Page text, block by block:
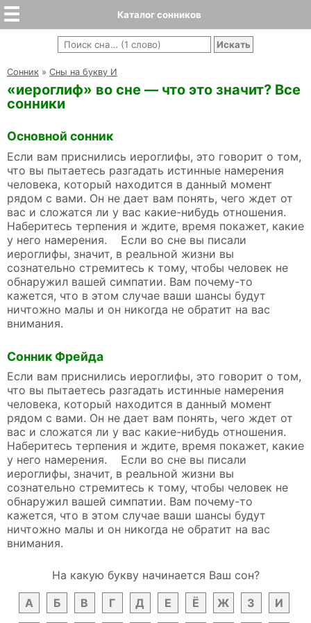
Каталог сонников
Cонник » Сны на букву И
«иероглиф» во сне — что это значит? Все
сонники
Основной сонник
Если вам приснились иероглифы, это говорит о том,
что вы пытаетесь разгадать истинные намерения
человека, который находится в данный момент
рядом с вами. Он не дает вам понять, чего ждет от
вас и сложатся ли у вас какие-нибудь отношения.
Наберитесь терпения и ждите, время покажет, какие
у него намерения. Если во сне вы писали
иероглифы, значит, в реальной жизни вы
сознательно стремитесь к тому, чтобы человек не
обнаружил вашей симпатии. Вам почему-то
кажется, что в этом случае ваши шансы будут
ничтожно малы и он никогда не обратит на вас
внимания.
Сонник Фрейда
Если вам приснились иероглифы, это говорит о том,
что вы пытаетесь разгадать истинные намерения
человека, который находится в данный момент
рядом с вами. Он не дает вам понять, чего ждет от
вас и сложатся ли у вас какие-нибудь отношения.
Наберитесь терпения и ждите, время покажет, какие
у него намерения. Если во сне вы писали
иероглифы, значит, в реальной жизни вы
сознательно стремитесь к тому, чтобы человек не
обнаружил вашей симпатии. Вам почему-то
кажется, что в этом случае ваши шансы будут
ничтожно малы и он никогда не обратит на вас
внимания.
На какую букву начинается Ваш сон?
А
Б В Г Д Е Ё Ж З И